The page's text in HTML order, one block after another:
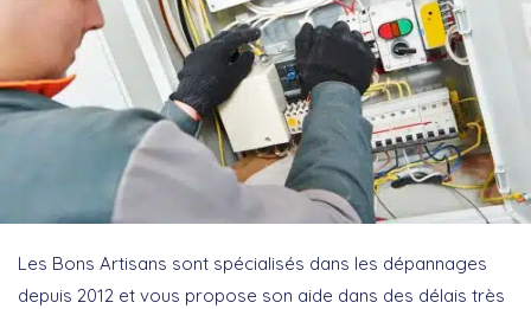
Les Bons Artisans sont spécialisés dans les dépannages
depuis 2012 et vous propose son aide dans des délais très